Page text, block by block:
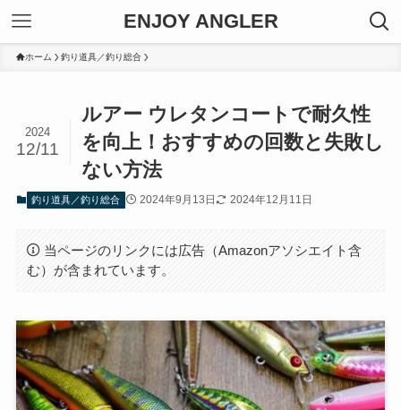
ENJOY ANGLER
ホーム 釣り道具／釣り総合
ルアー ウレタンコートで耐久性
を向上！おすすめの回数と失敗し
ない方法
2024
12/11
釣り道具／釣り総合 2024年9月13日 2024年12月11日
当ページのリンクには広告（Amazonアソシエイト含
む）が含まれています。